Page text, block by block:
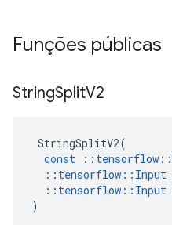
Funções públicas
StringSplitV2
StringSplitV2(
const
:: tensorflow ::
:: tensorflow :: Input
:: tensorflow :: Input
)